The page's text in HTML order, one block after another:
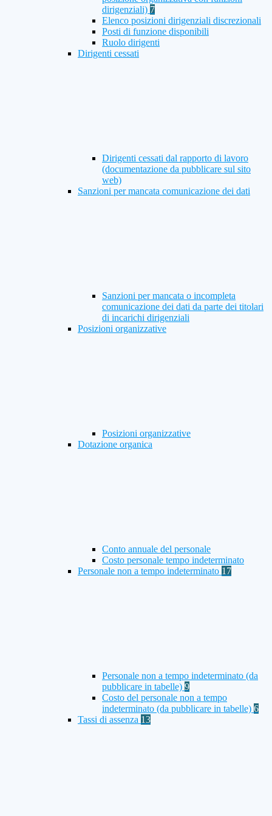
dirigenziali) 7
Elenco posizioni dirigenziali discrezionali
Posti di funzione disponibili
Ruolo dirigenti
Dirigenti cessati
Dirigenti cessati dal rapporto di lavoro
(documentazione da pubblicare sul sito
web)
Sanzioni per mancata comunicazione dei dati
Sanzioni per mancata o incompleta
comunicazione dei dati da parte dei titolari
di incarichi dirigenziali
Posizioni organizzative
Posizioni organizzative
Dotazione organica
Conto annuale del personale
Costo personale tempo indeterminato
Personale non a tempo indeterminato 17
Personale non a tempo indeterminato (da
pubblicare in tabelle) 9
Costo del personale non a tempo
indeterminato (da pubblicare in tabelle) 6
Tassi di assenza 13